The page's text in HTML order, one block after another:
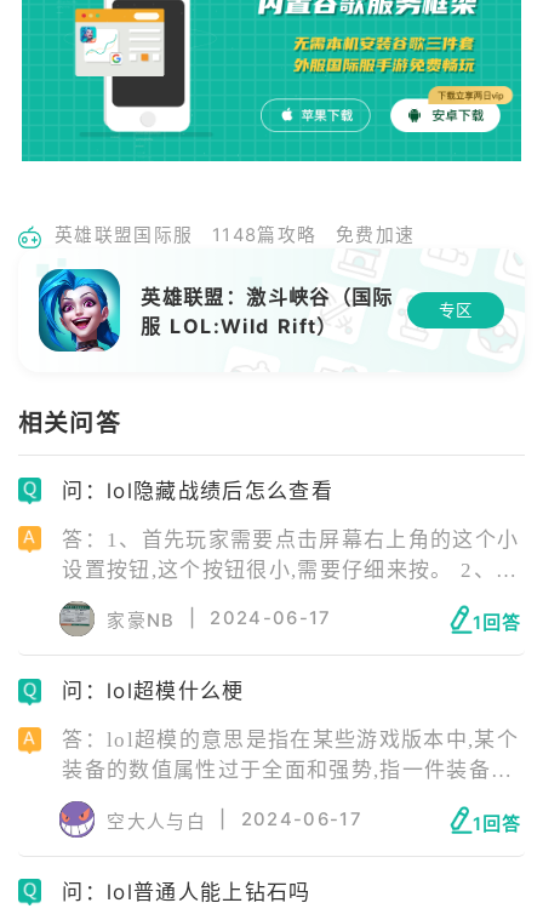
英雄联盟国际服 1148篇攻略 免费加速
英雄联盟：激斗峡谷（国际
服 LOL:Wild Rift）
专区
相关问答
问：lol隐藏战绩后怎么查看
答：1、首先玩家需要点击屏幕右上角的这个小
设置按钮,这个按钮很小,需要仔细来按。 2、进
入综合选项,可以看到个人资料显示比赛记录,然
后选择关,就可以把这个战绩显示给关闭了。
3、别人点击您的页面,然后就看不到战绩,会显
示该玩家隐藏战绩,无法查看了。
家豪NB 2024-06-17 1回答
问：lol超模什么梗
答：lol超模的意思是指在某些游戏版本中,某个
装备的数值属性过于全面和强势,指一件装备的
属性完全超出了价值,是游戏中的术语。 lol超
模什么意思 英雄联盟超模是游戏中的术语,指的
是在某些游戏版本中装备的数值属性过于全面
和强势,指一件装备的属性完全超出了价值,所以
空大人与白 2024-06-17 1回答
问：lol普通人能上钻石吗